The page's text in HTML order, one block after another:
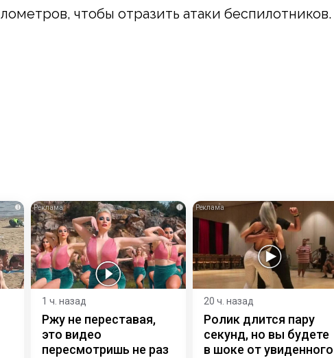
чтобы отразить атаки беспилотников.
i i
1 ч. назад
Ржу не переставая,
это видео
пересмотришь не раз
20 ч. назад
Ролик длится пару
секунд, но вы будете
в шоке от увиденного